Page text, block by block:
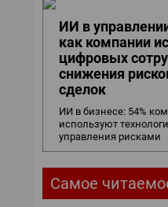
ИИ в
как компании
цифровых
снижения
сделок
ИИ в бизнесе: 54%
используют
управления рисками
Самое